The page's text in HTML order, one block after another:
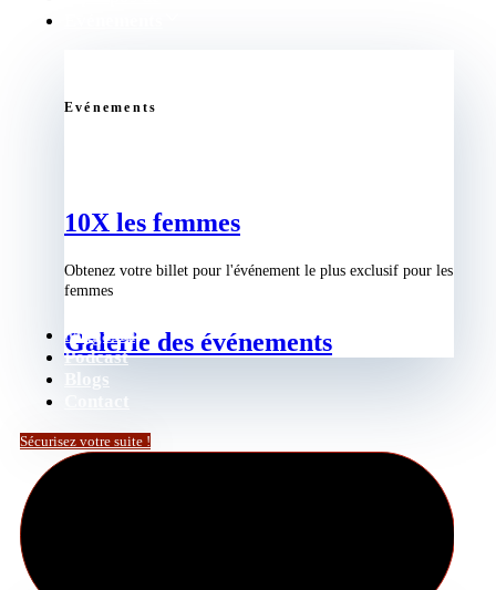
Evénements
10X les femmes
Obtenez votre billet pour l'événement le plus exclusif pour les
femmes
Galerie des événements
Magasin
Podcast
Blogs
Sécurisez votre suite !